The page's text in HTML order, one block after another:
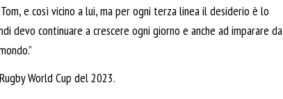
e così vicino a lui, ma per ogni terza linea il desiderio è lo
devo continuare a crescere ogni giorno e anche ad imparare da
World Cup del 2023.